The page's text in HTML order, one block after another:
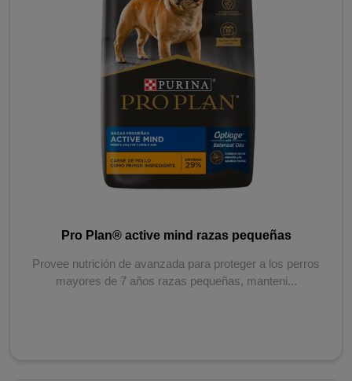
Pro Plan® active mind razas pequeñas
Provee nutrición de avanzada para proteger a los perros
mayores de 7 años razas pequeñas, manteni...